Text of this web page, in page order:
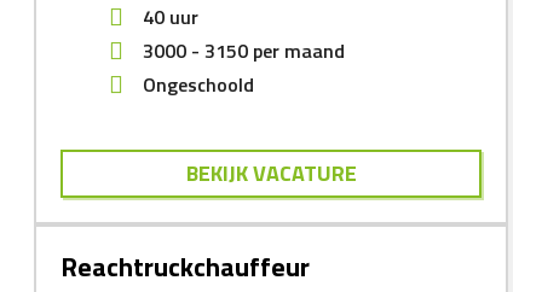
40 uur
3000 - 3150 per maand
Ongeschoold
BEKIJK VACATURE
Reachtruckchauffeur